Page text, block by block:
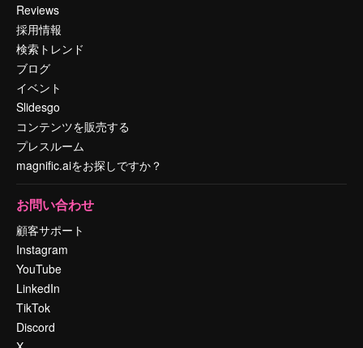
Reviews
採用情報
検索トレンド
ブログ
イベント
Slidesgo
コンテンツを販売する
プレスルーム
magnific.aiをお探しですか？
お問い合わせ
顧客サポート
Instagram
YouTube
LinkedIn
TikTok
Discord